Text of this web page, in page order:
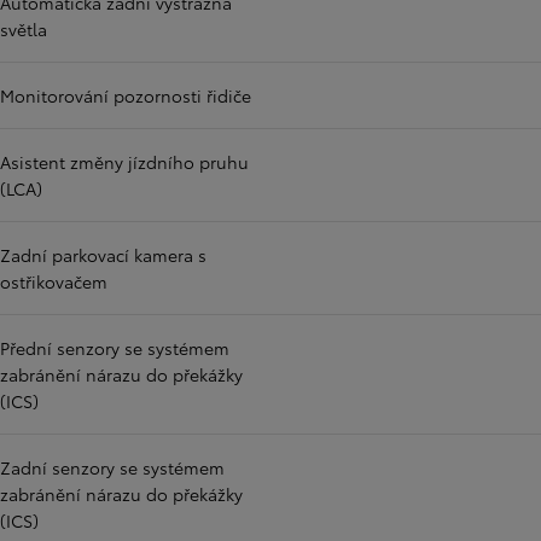
světla
Monitorování pozornosti řidiče
Asistent změny jízdního pruhu
(LCA)
Zadní parkovací kamera s
ostřikovačem
Přední senzory se systémem
zabránění nárazu do překážky
(ICS)
Zadní senzory se systémem
zabránění nárazu do překážky
(ICS)